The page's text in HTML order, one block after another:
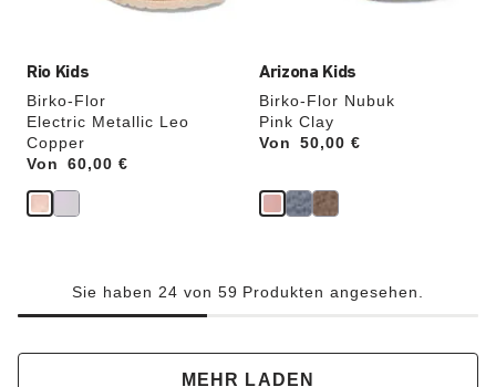
Rio Kids
Birko-Flor
Electric Metallic Leo
Copper
Von
Price:60,00 €
Arizona Kids
Birko-Flor Nubuk
Pink Clay
Von
Price:50,00 €
Sie haben 24 von 59 Produkten angesehen.
MEHR LADEN